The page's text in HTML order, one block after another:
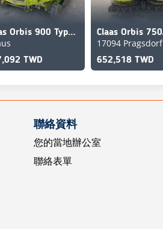
Claas Orbis 900 Typ992
TWD
17094 Pragsdorf
652,518 TWD
聯絡資料
您的當地辦公室
聯絡表單